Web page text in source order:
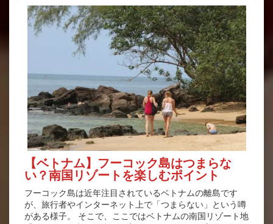
【ベトナム】フーコック島はつまらな
い？南国リゾートを楽しむポイント
フーコック島は近年注目されているベトナムの離島です
が、旅行者やインターネット上で「つまらない」という噂
がある様子。 そこで、ここではベトナムの南国リゾート地